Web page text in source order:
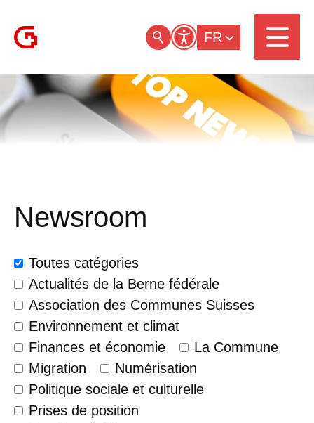
FR
Newsroom
Toutes catégories
Actualités de la Berne fédérale
Association des Communes Suisses
Environnement et climat
Finances et économie
La Commune
Migration
Numérisation
Politique sociale et culturelle
Prises de position